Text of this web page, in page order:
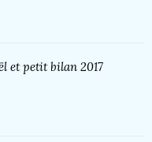
et petit bilan 2017